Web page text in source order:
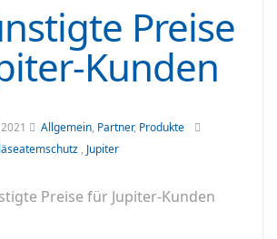
Preise
Kunden
Allgemein, Partner, Produkte
, Jupiter